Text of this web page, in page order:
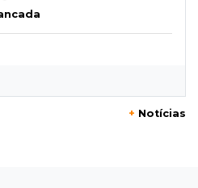
bomba
+ Notícias